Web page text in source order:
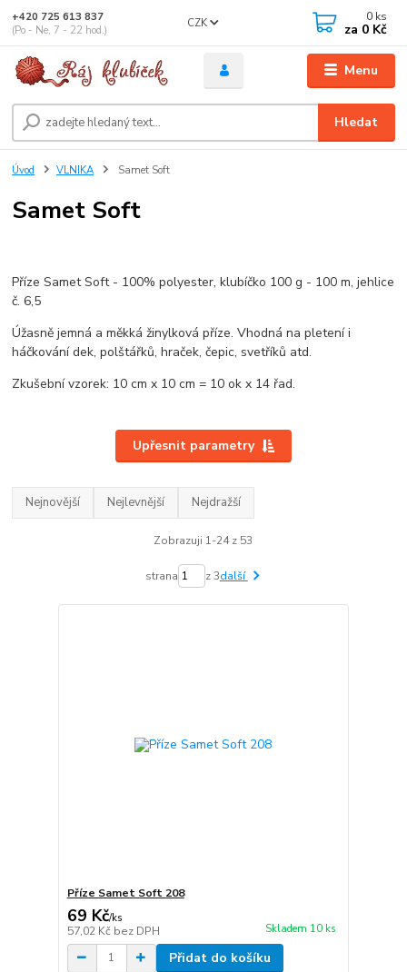
Menu
CZK
Hledat
+420 725 613 837
(Po - Ne, 7 - 22 hod.)
0 ks
za 0 Kč
Úvod VLNIKA Samet Soft
Samet Soft
Příze Samet Soft - 100% polyester, klubíčko 100 g - 100 m, jehlice
č. 6,5
Úžasně jemná a měkká žinylková příze. Vhodná na pletení i
háčkování dek, polštářků, hraček, čepic, svetříků atd.
Zkušební vzorek: 10 cm x 10 cm = 10 ok x 14 řad.
Upřesnit parametry
Nejnovější Nejlevnější Nejdražší
Zobrazuji 1-24 z 53
strana z 3další
Příze Samet Soft 208
69 Kč/ks
57,02 Kč bez DPH Skladem 10 ks
Přidat do košíku